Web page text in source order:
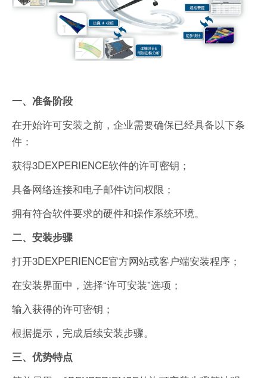
一、准备阶段
在开始许可安装之前，企业需要确保已经具备以下条
件：
获得3DEXPERIENCE软件的许可密钥；
具备网络连接和电子邮件访问权限；
拥有符合软件要求的硬件和操作系统环境。
二、安装步骤
打开3DEXPERIENCE官方网站或客户端安装程序；
在安装界面中，选择“许可安装”选项；
输入获得的许可密钥；
根据提示，完成后续安装步骤。
三、优势特点